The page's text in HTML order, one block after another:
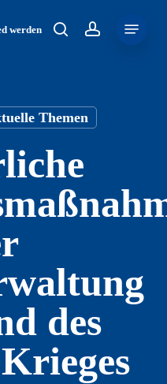
werden searchaccount
Themen
des